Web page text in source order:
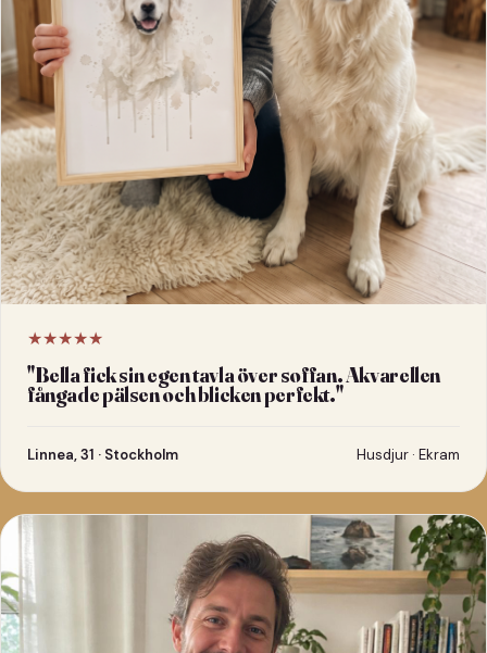
★★★★★
"Bella fick sin egen tavla över soffan. Akvarellen
fångade pälsen och blicken perfekt."
Linnea, 31 · Stockholm Husdjur · Ekram